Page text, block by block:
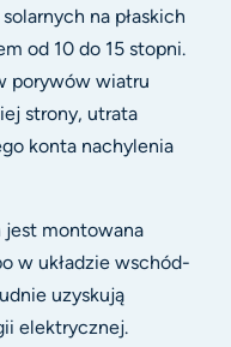
na płaskich
od 10 do 15 stopni.
porywów wiatru
strony, utrata
konta nachylenia
jest montowana
w układzie wschód-
uzyskują
elektrycznej.